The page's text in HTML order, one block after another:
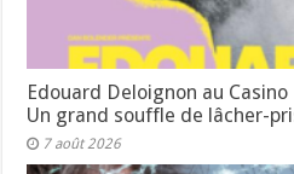
Edouard Deloignon au
Un grand souffle de lâcher-
7 août 2026